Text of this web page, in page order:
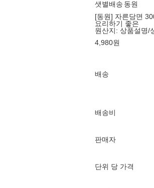
샛별배송 동원
[동원] 자른당면
요리하기 좋은
원산지: 상품설명/
4,980원
배송
배송비
판매자
단위 당 가격